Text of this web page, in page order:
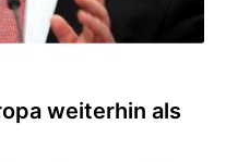
weiterhin als